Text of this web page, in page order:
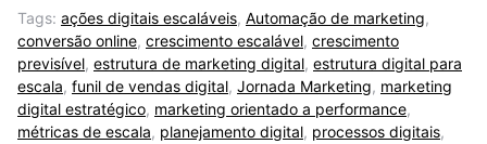
Tags: ações digitais escaláveis, Automação de marketing,
conversão online, crescimento escalável, crescimento
previsível, estrutura de marketing digital, estrutura digital para
escala, funil de vendas digital, Jornada Marketing, marketing
digital estratégico, marketing orientado a performance,
métricas de escala, planejamento digital, processos digitais,